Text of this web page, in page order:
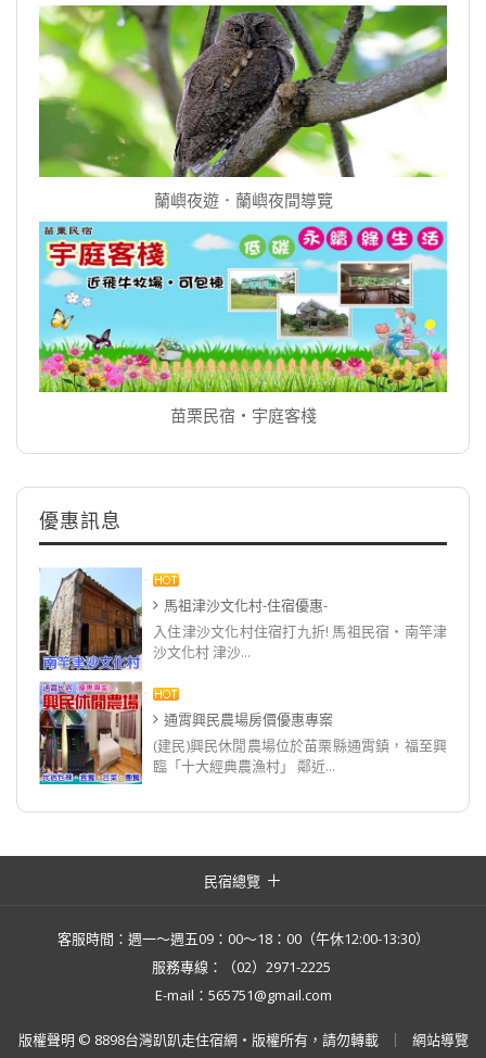
蘭嶼夜遊．蘭嶼夜間導覽
苗栗民宿‧宇庭客棧
優惠訊息
馬祖津沙文化村-住宿優惠-
入住津沙文化村住宿打九折! 馬祖民宿‧南竿津
沙文化村 津沙...
通霄興民農場房價優惠專案
(建民)興民休閒農場位於苗栗縣通霄鎮，福至興
臨「十大經典農漁村」 鄰近...
民宿總覽
客服時間：週一～週五09：00～18：00（午休12:00-13:30）
服務專線：（02）2971-2225
E-mail：565751@gmail.com
版權聲明 © 8898台灣趴趴走住宿網・版權所有，請勿轉載 網站導覽